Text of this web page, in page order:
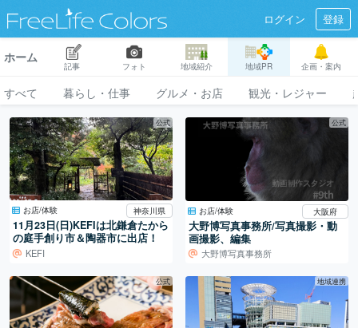
ログイン 登録
ホーム
記事 フォト 地域紹介 地域PR 企画・案内
すべて 暮らし・仕事 グルメ・お店 観光・レジャー
公式
お店/体験 神奈川県
11月23日(日)KEFIは北鎌倉たから
の庭手創り市＆陶器市に出店！
KEFI
公式
お店/体験 大阪府
大野博写真事務所/写真撮影・動
画撮影、編集
大野博写真事務所
公式 地域連携